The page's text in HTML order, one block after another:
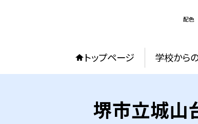
配色
トップページ 学校から
堺市立城山